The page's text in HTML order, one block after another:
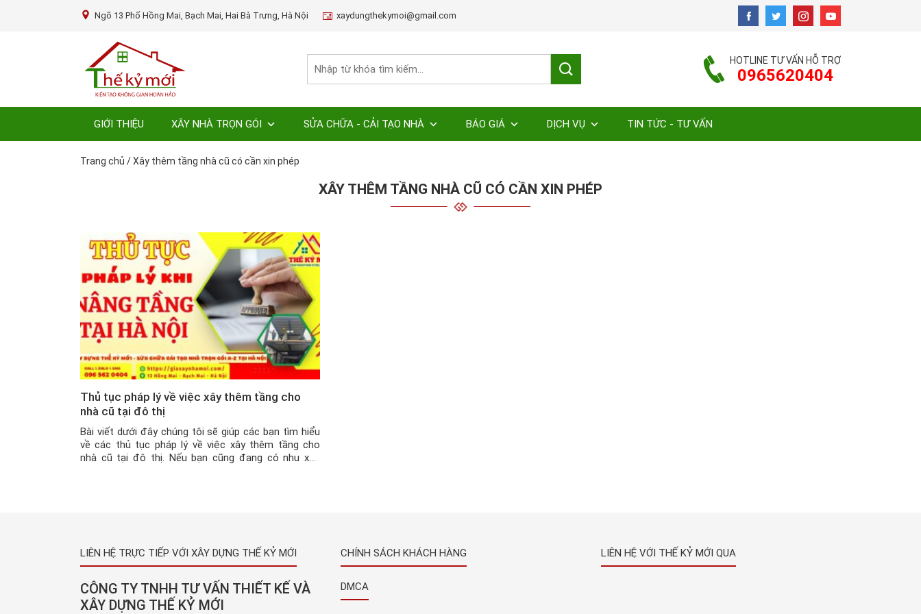
Ngõ 13 Phố Hồng Mai, Bạch Mai, Hai Bà Trưng, Hà Nội xaydungthekymoi@gmail.com
HOTLINE TƯ VẤN HỖ TRỢ
0965620404
GIỚI THIỆU XÂY NHÀ TRỌN GÓI SỬA CHỮA - CẢI TẠO NHÀ BÁO GIÁ DỊCH VỤ TIN TỨC - TƯ VẤN
Trang chủ /Xây thêm tầng nhà cũ có cần xin phép
XÂY THÊM TẦNG NHÀ CŨ CÓ CẦN XIN PHÉP
Thủ tục pháp lý về việc xây thêm tầng cho
nhà cũ tại đô thị
Bài viết dưới đây chúng tôi sẽ giúp các bạn tìm hiểu
về các thủ tục pháp lý về việc xây thêm tầng cho
nhà cũ tại đô thị. Nếu bạn cũng đang có nhu xác
LIÊN HỆ TRỰC TIẾP VỚI XÂY DỰNG THẾ KỶ MỚI
CÔNG TY TNHH TƯ VẤN THIẾT KẾ VÀ
XÂY DỰNG THẾ KỶ MỚI
CHÍNH SÁCH KHÁCH HÀNG
DMCA
LIÊN HỆ VỚI THẾ KỶ MỚI QUA